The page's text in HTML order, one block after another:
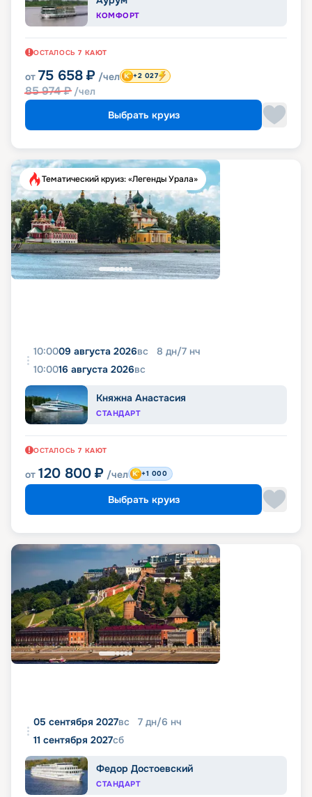
КОМФОРТ
ОСТАЛОСЬ 7 КАЮТ
от 75 658 ₽ /чел
85 974₽ /чел
+2 027
Выбрать круиз
Тематический круиз: «Легенды Урала»
10:0009 августа 2026вс 8 дн/7 нч
10:0016 августа 2026вс
Княжна Анастасия
СТАНДАРТ
ОСТАЛОСЬ 7 КАЮТ
от 120 800 ₽ /чел +1 000
Выбрать круиз
05 сентября 2027вс 7 дн/6 нч
11 сентября 2027сб
Федор Достоевский
СТАНДАРТ